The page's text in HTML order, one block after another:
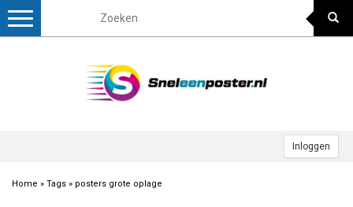
Inloggen
Toggle
Home » Tags » posters grote oplage